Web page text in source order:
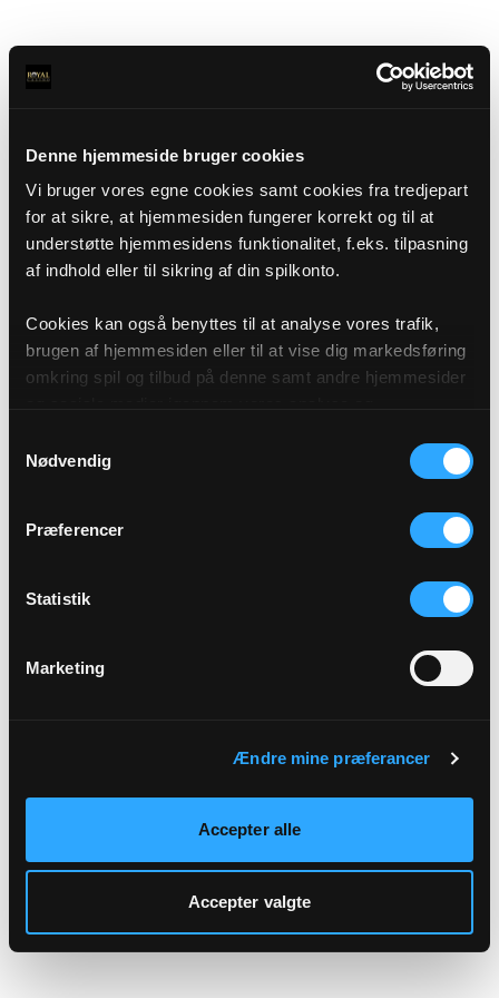
Denne hjemmeside bruger cookies
Vi bruger vores egne cookies samt cookies fra tredjepart
for at sikre, at hjemmesiden fungerer korrekt og til at
understøtte hjemmesidens funktionalitet, f.eks. tilpasning
af indhold eller til sikring af din spilkonto.
Cookies kan også benyttes til at analyse vores trafik,
brugen af hjemmesiden eller til at vise dig markedsføring
omkring spil og tilbud på denne samt andre hjemmesider
af cookies under "Detaljer" eller ved at klikke videre til
vores Cookiepolitik, som du finder i bunden af vores
Nødvendig
Præferencer
Statistik
Marketing
Ændre mine præferancer
Accepter alle
Accepter valgte